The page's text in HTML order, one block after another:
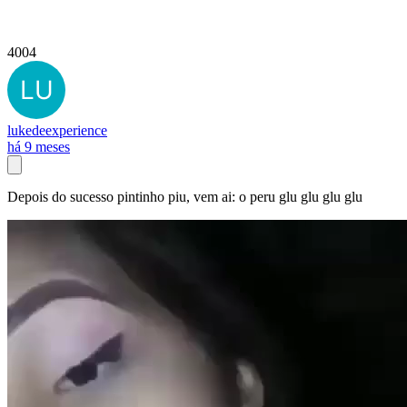
4004
lukedeexperience
há 9 meses
Depois do sucesso pintinho piu, vem ai: o peru glu glu glu glu